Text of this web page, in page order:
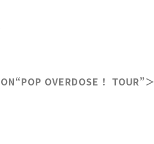
OVERDOSE！ TOUR”＞